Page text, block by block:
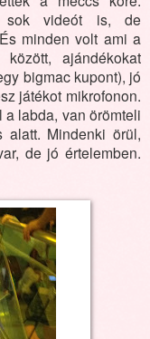
sok videót is, de
minden volt ami a
ajándékokat
bigmac kupont), jó
játékot mikrofonon.
labda, van örömteli
alatt. Mindenki örül,
de jó értelemben.